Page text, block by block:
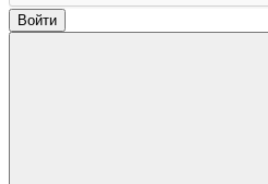
Войти